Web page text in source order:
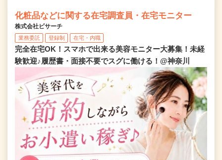
化粧品などに関する在宅調査員・在宅モニター
株式会社ビサーチ
業務委託 登録制 在宅・内職
完全在宅OK！スマホで出来る美容モニター大募集！未経
験歓迎♪履歴書・面接不要でスグに働ける！@神奈川